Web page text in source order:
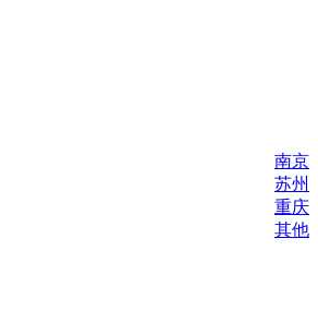
南京
苏州
重庆
其他